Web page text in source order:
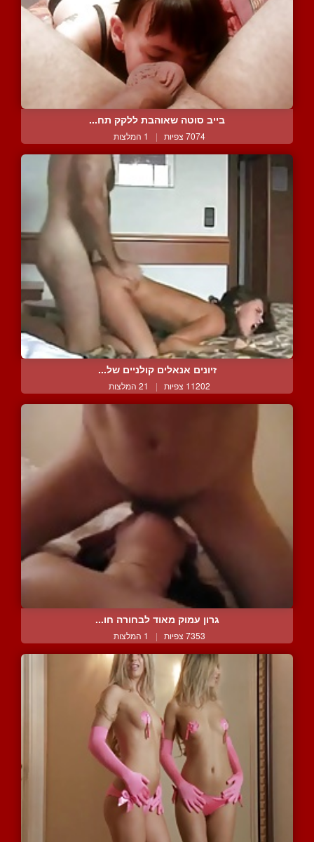
בייב סוטה שאוהבת ללקק תח...
7074 צפיות | 1 המלצות
זיונים אנאלים קולניים של...
11202 צפיות | 21 המלצות
גרון עמוק מאוד לבחורה חו...
7353 צפיות | 1 המלצות